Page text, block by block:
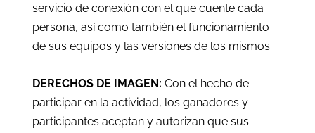
servicio de conexión con el que cuente cada
persona, así como también el funcionamiento
de sus equipos y las versiones de los mismos.
DERECHOS DE IMAGEN: Con el hecho de
participar en la actividad, los ganadores y
participantes aceptan y autorizan que sus